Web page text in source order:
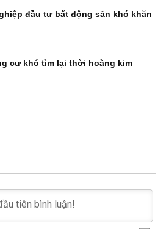
đầu tư bất động sản khó khăn
cư khó tìm lại thời hoàng kim